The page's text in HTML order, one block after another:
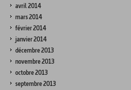
avril 2014
mars 2014
février 2014
janvier 2014
décembre 2013
novembre 2013
octobre 2013
septembre 2013